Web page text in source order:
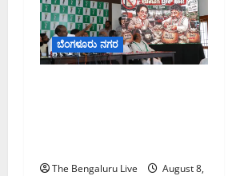
ಬೆಂಗಳೂರು ನಗರ
The Bengaluru Live
August 8,